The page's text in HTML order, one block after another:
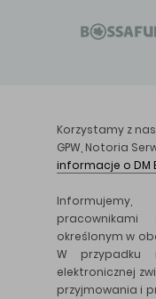
Korzystamy z
GPW, Notoria
informacje o DM
określonym w
W przypadku
elektronicznej
przyjmowania i